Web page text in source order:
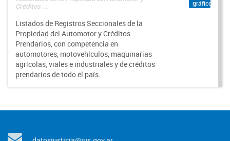
Créditos ...
Listados de Registros Seccionales de la
Propiedad del Automotor y Créditos
Prendarios, con competencia en
automotores, motovehículos, maquinarias
agrícolas, viales e industriales y de créditos
prendarios de todo el país.
gráfico